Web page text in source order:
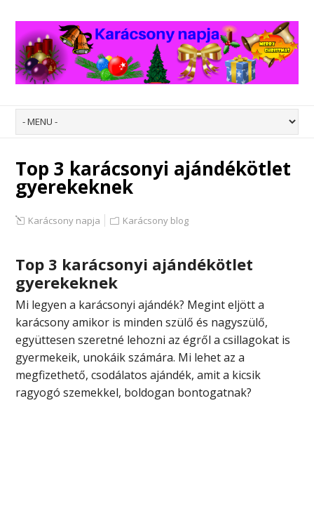
Top 3 karácsonyi ajándékötlet
gyerekeknek
Karácsony napja Karácsony blog
Top 3 karácsonyi ajándékötlet
gyerekeknek
Mi legyen a karácsonyi ajándék? Megint eljött a
karácsony amikor is minden szülő és nagyszülő,
együttesen szeretné lehozni az égről a csillagokat is
gyermekeik, unokáik számára. Mi lehet az a
megfizethető, csodálatos ajándék, amit a kicsik
ragyogó szemekkel, boldogan bontogatnak?